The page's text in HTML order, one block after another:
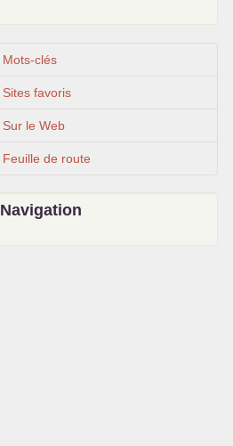
Mots-clés
Sites favoris
Sur le Web
Feuille de route
Navigation